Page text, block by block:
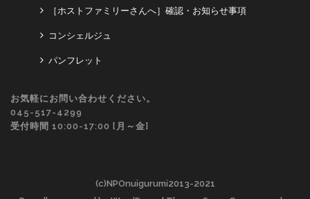
［ホストファミリーさんへ］確認・お知らせ事項
コンシェルジュ
パンフレット
お気軽にお問い合わせください。
045-517-4299
受付時間 10:00-17:00 [月～金]
(c)NPOnuigurumi2013-2021